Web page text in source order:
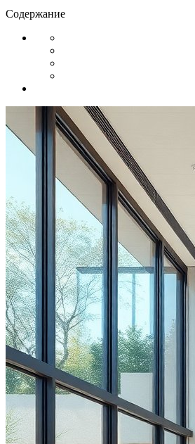
Содержание